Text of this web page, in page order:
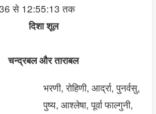
से 12:55:13 तक
दिशा शूल
चन्द्रबल और ताराबल
भरणी, रोहिणी, आर्द्रा, पुनर्वसु,
पुष्य, आश्लेषा, पूर्वा फाल्गुनी,